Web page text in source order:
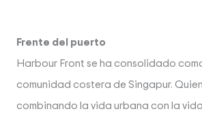
Frente del puerto
Harbour Front se ha consolidado
comunidad costera de Singapur.
combinando la vida urbana con la